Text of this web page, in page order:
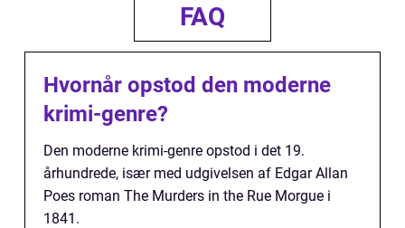
FAQ
Hvornår opstod den moderne
krimi-genre?
Den moderne krimi-genre opstod i det 19.
århundrede, især med udgivelsen af Edgar Allan
Poes roman The Murders in the Rue Morgue i
1841.